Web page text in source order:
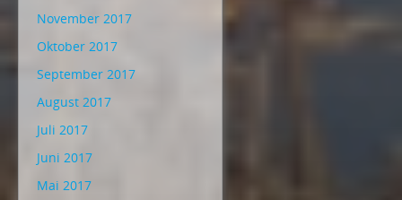
November 2017
Oktober 2017
September 2017
August 2017
Juli 2017
Juni 2017
Mai 2017